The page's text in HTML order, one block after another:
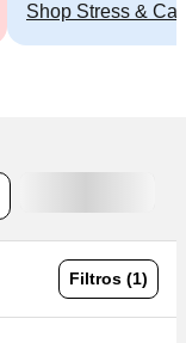
Shop Stress &
Filtros (1)